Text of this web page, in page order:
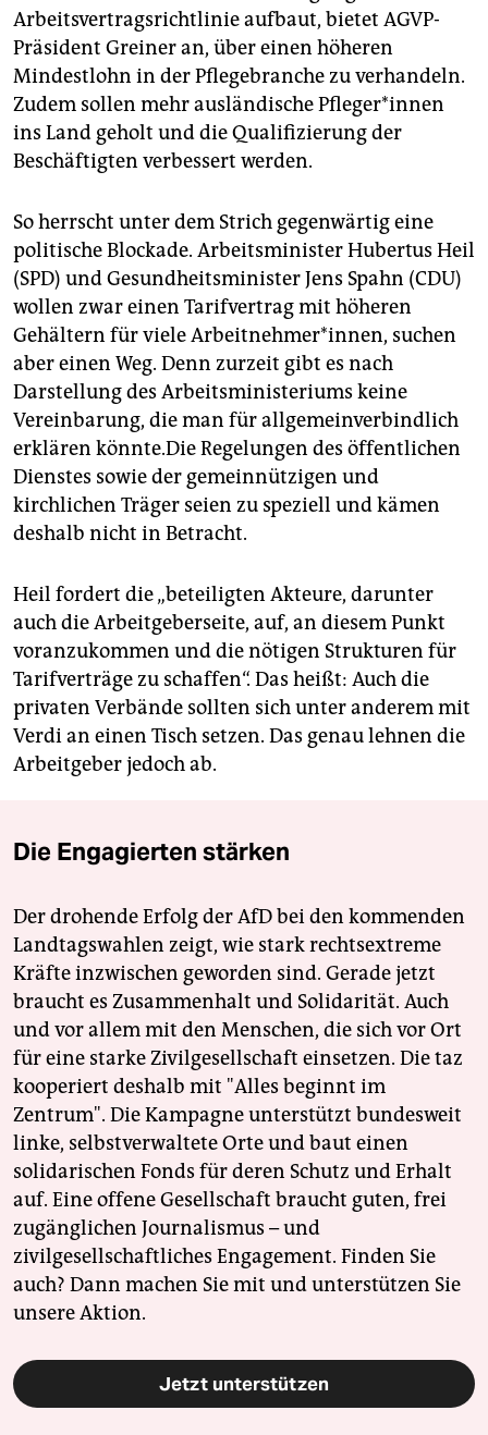
Arbeitsvertragsrichtlinie aufbaut, bietet AGVP-
Präsident Greiner an, über einen höheren
Mindestlohn in der Pflegebranche zu verhandeln.
Zudem sollen mehr ausländische Pfleger*innen
ins Land geholt und die Qualifizierung der
Beschäftigten verbessert werden.
So herrscht unter dem Strich gegenwärtig eine
politische Blockade. Arbeitsminister Hubertus Heil
(SPD) und Gesundheitsminister Jens Spahn (CDU)
wollen zwar einen Tarifvertrag mit höheren
Gehältern für viele Ar­beit­nehmer*innen, suchen
aber einen Weg. Denn zurzeit gibt es nach
Darstellung des Arbeits­ministeriums keine
Vereinbarung, die man für allgemeinverbindlich
erklären könnte.Die Regelungen des öffentlichen
Dienstes sowie der gemeinnützigen und
kirchlichen Träger seien zu speziell und kämen
deshalb nicht in Betracht.
Heil fordert die „beteiligten Akteure, darunter
auch die Arbeitgeberseite, auf, an diesem Punkt
voranzukommen und die nötigen Strukturen für
Tarifverträge zu schaffen“. Das heißt: Auch die
privaten Verbände sollten sich unter anderem mit
Verdi an einen Tisch setzen. Das genau lehnen die
Arbeitgeber jedoch ab.
Die Engagierten stärken
Der drohende Erfolg der AfD bei den kommenden
Landtagswahlen zeigt, wie stark rechtsextreme
Kräfte inzwischen geworden sind. Gerade jetzt
braucht es Zusammenhalt und Solidarität. Auch
und vor allem mit den Menschen, die sich vor Ort
für eine starke Zivilgesellschaft einsetzen. Die taz
kooperiert deshalb mit "Alles beginnt im
Zentrum". Die Kampagne unterstützt bundesweit
linke, selbstverwaltete Orte und baut einen
solidarischen Fonds für deren Schutz und Erhalt
auf. Eine offene Gesellschaft braucht guten, frei
zugänglichen Journalismus – und
zivilgesellschaftliches Engagement. Finden Sie
auch? Dann machen Sie mit und unterstützen Sie
unsere Aktion.
Jetzt unterstützen